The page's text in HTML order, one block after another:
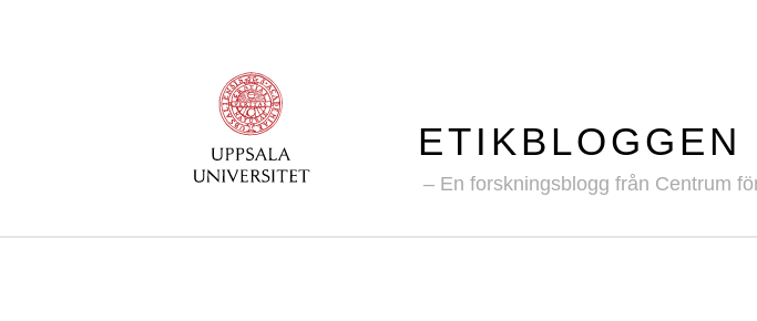
ETIKBLOGGEN
En forskningsblogg från Centrum